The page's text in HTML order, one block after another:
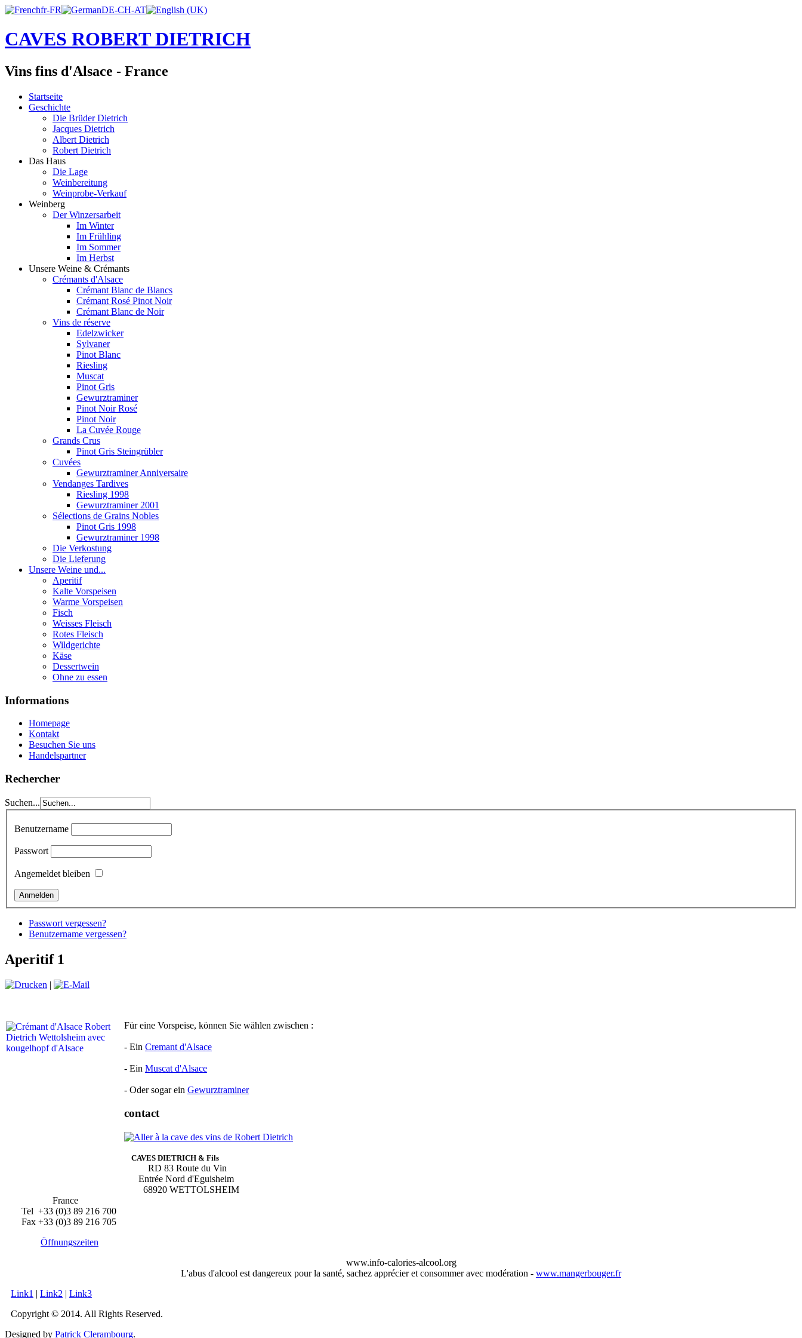
CAVES ROBERT DIETRICH
Vins fins d'Alsace - France
Startseite
Geschichte
Die Brüder Dietrich
Jacques Dietrich
Albert Dietrich
Robert Dietrich
Das Haus
Die Lage
Weinbereitung
Weinprobe-Verkauf
Weinberg
Der Winzersarbeit
Im Winter
Im Frühling
Im Sommer
Im Herbst
Unsere Weine & Crémants
Crémants d'Alsace
Crémant Blanc de Blancs
Crémant Rosé Pinot Noir
Crémant Blanc de Noir
Vins de réserve
Edelzwicker
Sylvaner
Pinot Blanc
Riesling
Muscat
Pinot Gris
Gewurztraminer
Pinot Noir Rosé
Pinot Noir
La Cuvée Rouge
Grands Crus
Pinot Gris Steingrübler
Cuvées
Gewurztraminer Anniversaire
Vendanges Tardives
Riesling 1998
Gewurztraminer 2001
Sélections de Grains Nobles
Pinot Gris 1998
Gewurztraminer 1998
Die Verkostung
Die Lieferung
Unsere Weine und...
Aperitif
Kalte Vorspeisen
Warme Vorspeisen
Fisch
Weisses Fleisch
Rotes Fleisch
Wildgerichte
Käse
Dessertwein
Ohne zu essen
Informations
Homepage
Kontakt
Besuchen Sie uns
Handelspartner
Rechercher
Suchen...
Benutzername
Passwort
Angemeldet bleiben
Passwort vergessen?
Benutzername vergessen?
Aperitif 1
|
Für eine Vorspeise, können Sie wählen zwischen :
- Ein Cremant d'Alsace
- Ein Muscat d'Alsace
- Oder sogar ein Gewurztraminer
contact
CAVES DIETRICH & Fils
RD 83 Route du Vin
Entrée Nord d'Eguisheim
68920 WETTOLSHEIM
France
Tel +33 (0)3 89 216 700
Fax +33 (0)3 89 216 705
Öffnungszeiten
www.info-calories-alcool.org
L'abus d'alcool est dangereux pour la santé, sachez apprécier et consommer avec modération - www.mangerbouger.fr
Link1 | Link2 | Link3
Copyright © 2014. All Rights Reserved.
Designed by Patrick Clerambourg.